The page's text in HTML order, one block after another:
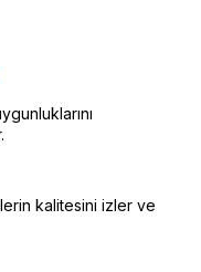
kalitesini izler ve